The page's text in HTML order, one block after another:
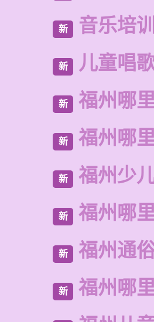
新 音乐培
新 儿童唱
新 福州哪
新 福州哪
新 福州少
新 福州哪
新 福州通
新 福州哪